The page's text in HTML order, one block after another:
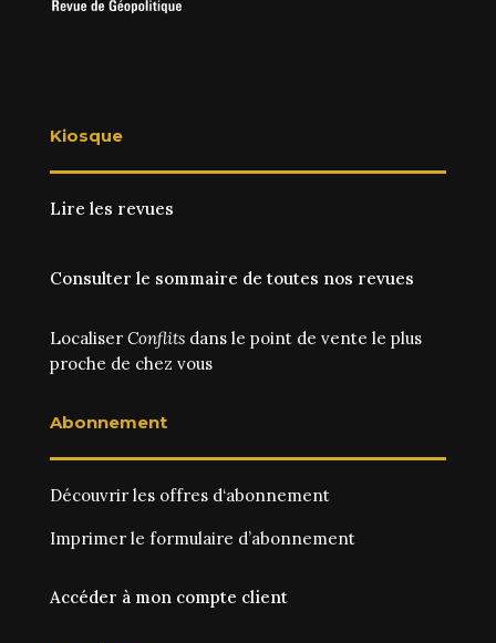
Kiosque
Lire les revues
Consulter le sommaire de toutes nos revues
Localiser Conflitsdans le point de vente le plus
proche de chez vous
Abonnement
Découvrir les offres d‘abonnement
Imprimer le formulaire d’abonnement
Accéder à mon compte client